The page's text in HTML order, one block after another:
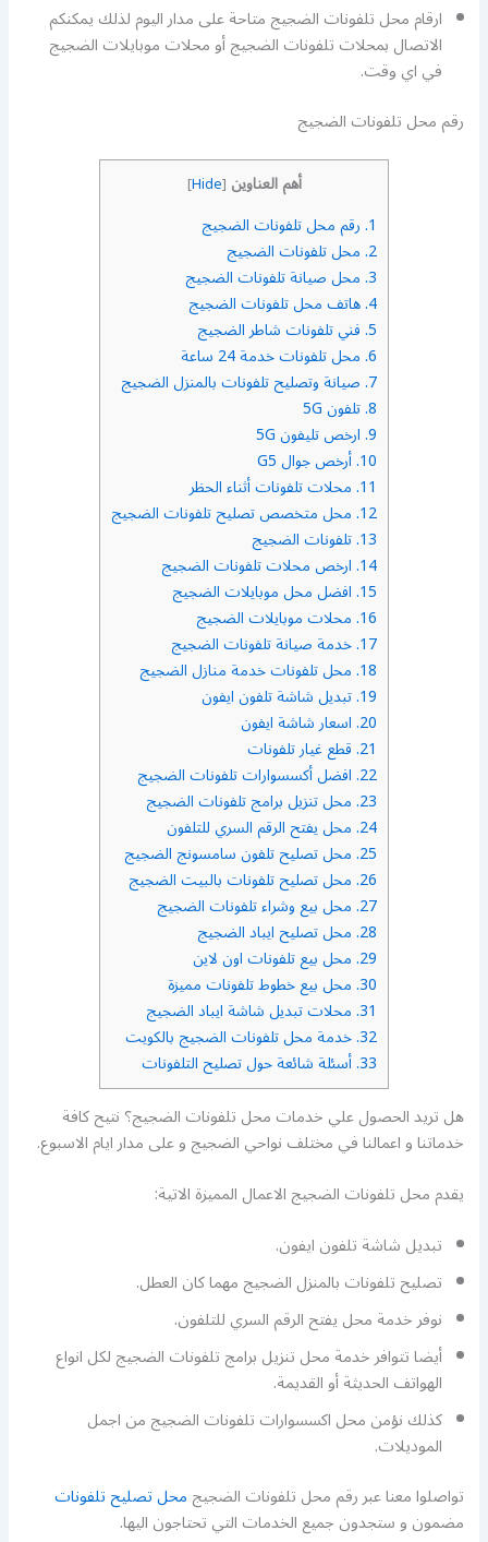
ارقام محل تلفونات الضجيج متاحة على مدار اليوم لذلك يمكنكم
الاتصال بمحلات تلفونات الضجيج أو محلات موبايلات الضجيج
في اي وقت.
رقم محل تلفونات الضجيج
أهم العناوين [
Hide
]
1. رقم محل تلفونات الضجيج
2. محل تلفونات الضجيج
3. محل صيانة تلفونات الضجيج
4. هاتف محل تلفونات الضجيج
5. فني تلفونات شاطر الضجيج
6. محل تلفونات خدمة 24 ساعة
7. صيانة وتصليح تلفونات بالمنزل الضجيج
8. تلفون 5G
9. ارخص تليفون 5G
10. أرخص جوال G5
11. محلات تلفونات أثناء الحظر
12. محل متخصص تصليح تلفونات الضجيج
13. تلفونات الضجيج
14. ارخص محلات تلفونات الضجيج
15. افضل محل موبايلات الضجيج
16. محلات موبايلات الضجيج
17. خدمة صيانة تلفونات الضجيج
18. محل تلفونات خدمة منازل الضجيج
19. تبديل شاشة تلفون ايفون
20. اسعار شاشة ايفون
21. قطع غيار تلفونات
22. افضل أكسسوارات تلفونات الضجيج
23. محل تنزيل برامج تلفونات الضجيج
24. محل يفتح الرقم السري للتلفون
25. محل تصليح تلفون سامسونج الضجيج
26. محل تصليح تلفونات بالبيت الضجيج
27. محل بيع وشراء تلفونات الضجيج
28. محل تصليح ايباد الضجيج
29. محل بيع تلفونات اون لاين
30. محل بيع خطوط تلفونات مميزة
31. محلات تبديل شاشة ايباد الضجيج
32. خدمة محل تلفونات الضجيج بالكويت
33. أسئلة شائعة حول تصليح التلفونات
هل تريد الحصول علي خدمات محل تلفونات الضجيج؟ نتيح كافة
خدماتنا و اعمالنا في مختلف نواحي الضجيج و على مدار ايام الاسبوع.
يقدم محل تلفونات الضجيج الاعمال المميزة الاتية:
تبديل شاشة تلفون ايفون.
تصليح تلفونات بالمنزل الضجيج مهما كان العطل.
نوفر خدمة محل يفتح الرقم السري للتلفون.
أيضا تتوافر خدمة محل تنزيل برامج تلفونات الضجيج لكل انواع
الهواتف الحديثة أو القديمة.
كذلك نؤمن محل اكسسوارات تلفونات الضجيج من اجمل
الموديلات.
تواصلوا معنا عبر رقم محل تلفونات الضجيجمحل تصليح تلفونات
مضمون و ستجدون جميع الخدمات التي تحتاجون اليها.